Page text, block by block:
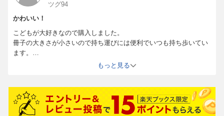
ツグ94
かわいい！
こどもが大好きなので購入しました。
冊子の大きさが小さいので持ち運びには便利でいつも持ち歩いてい
ます。
表紙カバーの裏までキャラクターが書いてあるので全体を通してか
もっと見る